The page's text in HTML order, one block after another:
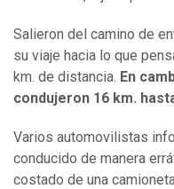
Salieron del camino de
su viaje hacia lo que
km. de distancia. En
condujeron 16 km.
Varios automovilistas
conducido de manera
costado de una